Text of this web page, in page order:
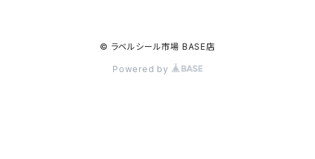
© ラベルシール市場 BASE店
Powered by